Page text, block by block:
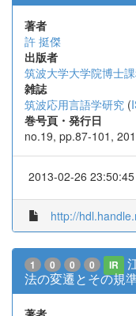
著者
許 挺傑
出版者
筑波大学大学院博士
雑誌
筑波応用言語学研究 (
巻号頁・発行日
no.19, pp.87-101,
2013-02-26 23:50:45
http://
1 0 0 0 IR
法の変遷とその規